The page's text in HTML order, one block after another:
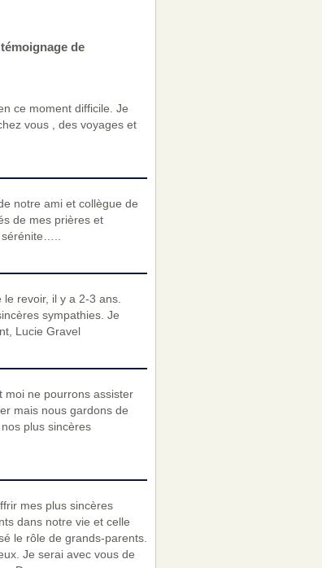
de
ce moment difficile. Je
vous , des voyages et
notre ami et collègue de
de mes prières et
revoir, il y a 2-3 ans.
sympathies. Je
Lucie Gravel
moi ne pourrons assister
mais nous gardons de
plus sincères
mes plus sincères
dans notre vie et celle
le rôle de grands-parents.
Je serai avec vous de